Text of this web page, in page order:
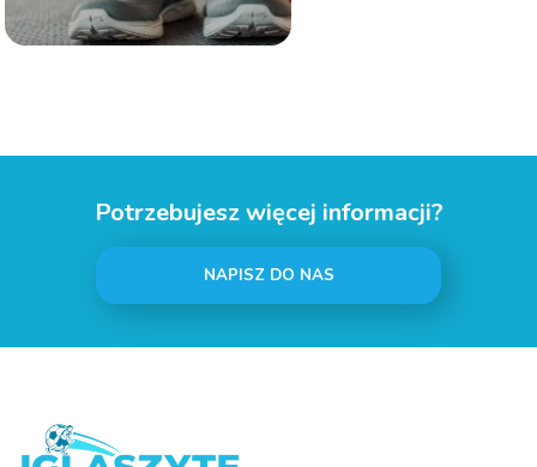
Potrzebujesz więcej informacji?
NAPISZ DO NAS